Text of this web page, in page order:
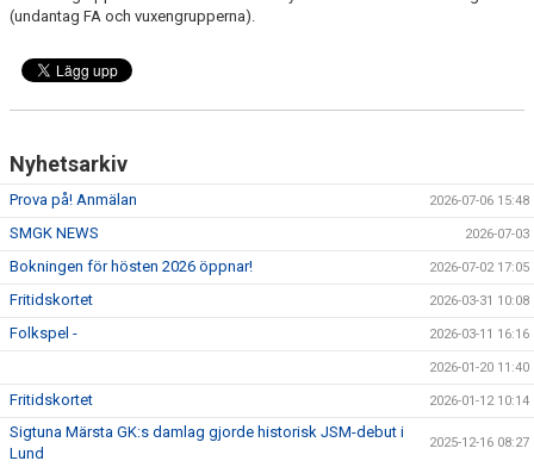
SMGK STJÄRNOR
(undantag FA och vuxengrupperna).
Nyhetsarkiv
Prova på! Anmälan 2026-07-06 15:48
SMGK NEWS 2026-07-03
Bokningen för hösten 2026 öppnar! 2026-07-02 17:05
Fritidskortet 2026-03-31 10:08
Folkspel - 2026-03-11 16:16
2026-01-20 11:40
Fritidskortet 2026-01-12 10:14
Sigtuna Märsta GK:s damlag gjorde historisk JSM-debut i
Lund
2025-12-16 08:27